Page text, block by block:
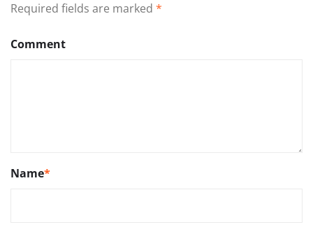
Required fields are marked *
Comment
Name*